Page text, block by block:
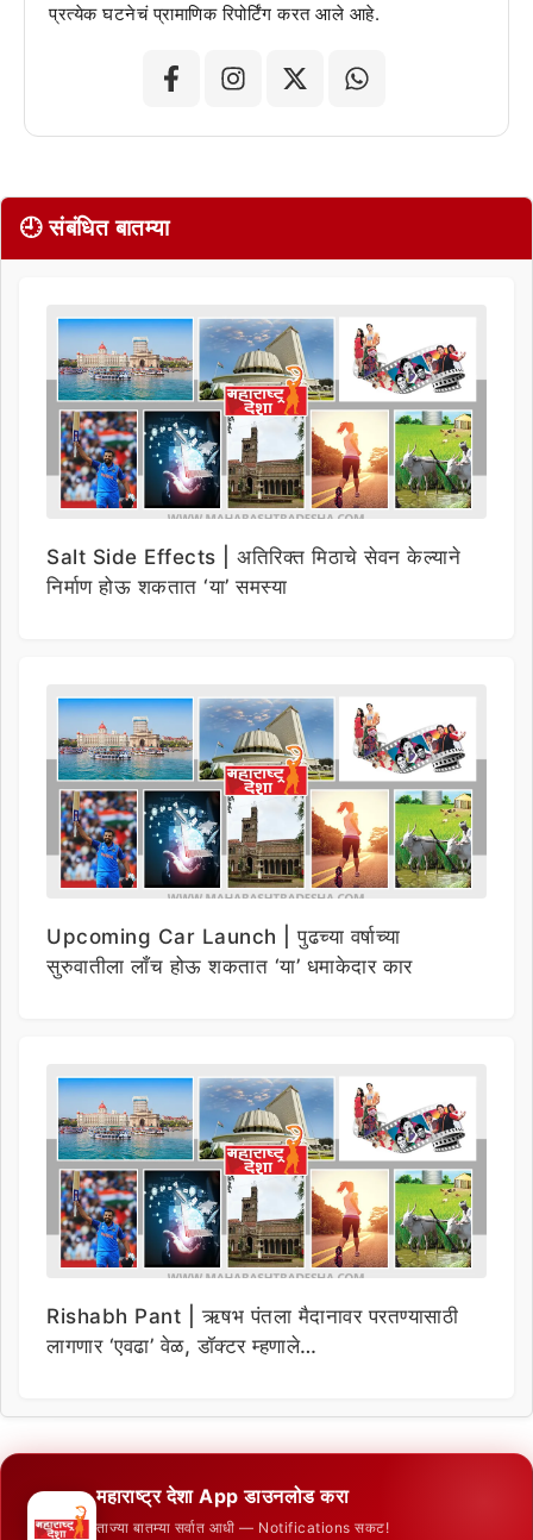
प्रत्येक घटनेचं प्रामाणिक रिपोर्टिंग करत आले आहे.
🕘 संबंधित बातम्या
Salt Side Effects | अतिरिक्त मिठाचे सेवन केल्याने
निर्माण होऊ शकतात ‘या’ समस्या
Upcoming Car Launch | पुढच्या वर्षाच्या
सुरुवातीला लाँच होऊ शकतात ‘या’ धमाकेदार कार
Rishabh Pant | ऋषभ पंतला मैदानावर परतण्यासाठी
लागणार ‘एवढा’ वेळ, डॉक्टर म्हणाले…
महाराष्ट्र देशा App डाउनलोड करा
ताज्या बातम्या सर्वात आधी — Notifications सकट!